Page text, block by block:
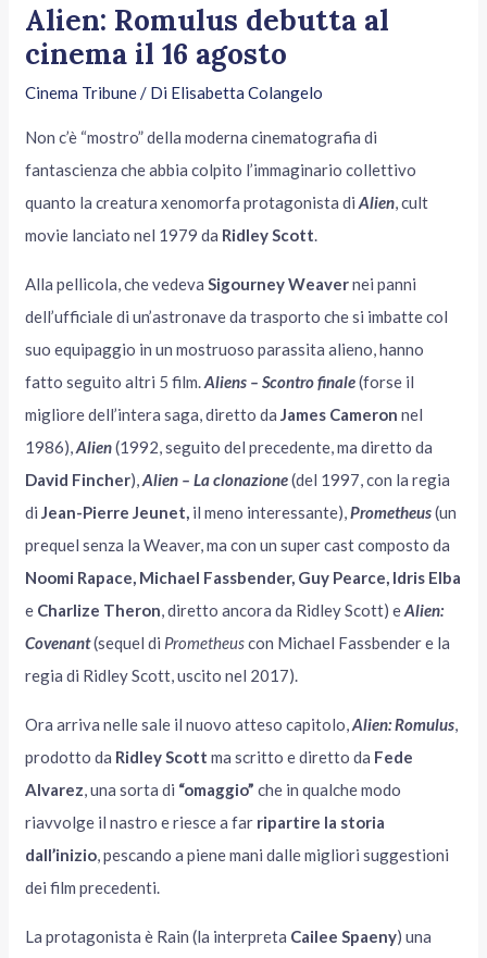
Alien: Romulus debutta al
cinema il 16 agosto
Cinema Tribune/ Di Elisabetta Colangelo
Non c’è “mostro” della moderna cinematografia di
fantascienza che abbia colpito l’immaginario collettivo
quanto la creatura xenomorfa protagonista diAlien, cult
movie lanciato nel 1979 da Ridley Scott.
Alla pellicola, che vedevaSigourney Weavernei panni
dell’ufficiale di un’astronave da trasporto che si imbatte col
suo equipaggio in un mostruoso parassita alieno, hanno
fatto seguito altri 5 film.Aliens – Scontro finale(forse il
migliore dell’intera saga, diretto daJames Cameron nel
1986),Alien(1992, seguito del precedente, ma diretto da
David Fincher),Alien – La clonazione(del 1997, con la regia
diJean-Pierre Jeunet, il meno interessante),Prometheus(un
prequel senza la Weaver, ma con un super cast composto da
Noomi Rapace, Michael Fassbender, Guy Pearce, Idris Elba
e Charlize Theron, diretto ancora da Ridley Scott) eAlien:
Covenant(sequel di Prometheuscon Michael Fassbender e la
regia di Ridley Scott, uscito nel 2017).
Ora arriva nelle sale il nuovo atteso capitolo,Alien: Romulus,
prodotto da Ridley Scott ma scritto e diretto da Fede
Alvarez, una sorta di “omaggio” che in qualche modo
riavvolge il nastro e riesce a far ripartire la storia
dall’inizio, pescando a piene mani dalle migliori suggestioni
dei film precedenti.
La protagonista è Rain (la interpreta Cailee Spaeny) una